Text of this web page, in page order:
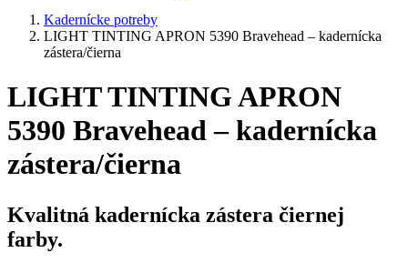
Kadernícke potreby
LIGHT TINTING APRON 5390 Bravehead – kadernícka
zástera/čierna
LIGHT TINTING APRON
5390 Bravehead – kadernícka
zástera/čierna
Kvalitná kadernícka zástera čiernej
farby.